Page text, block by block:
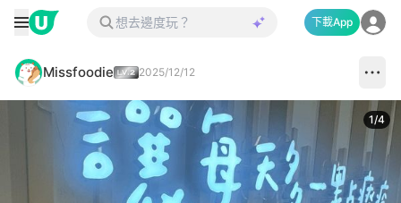
下載App
Missfoodie 2025/12/12
1/4